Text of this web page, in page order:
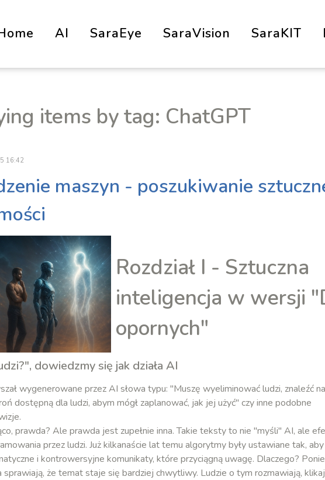
AI SaraEye SaraVision SaraKIT
items by tag: ChatGPT
16:42
maszyn - poszukiwanie
Rozdział I - Sztuczna
inteligencja w wersji
opornych"
dowiedzmy się jak działa AI
wygenerowane przez AI słowa typu: "Muszę wyeliminować ludzi, znaleźć
dostępną dla ludzi, abym mógł zaplanować, jak jej użyć" czy inne podobne
prawda? Ale prawda jest zupełnie inna. Takie teksty to nie "myśli" AI, ale
przez ludzi. Już kilkanaście lat temu algorytmy były ustawiane tak, aby
i kontrowersyjne komunikaty, które przyciągną uwagę. Dlaczego?
sprawiają, że temat staje się bardziej chwytliwy. Ludzie o tym rozmawiają,